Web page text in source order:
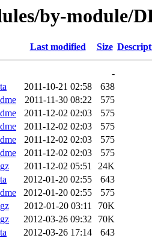
by-module/
Last modified Size
-
2011-10-21 02:58
638
2011-11-30 08:22
575
2011-12-02 02:03
575
2011-12-02 02:03
575
2011-12-02 02:03
575
2011-12-02 02:03
575
2011-12-02 05:51
24K
2012-01-20 02:55
643
2012-01-20 02:55
575
2012-01-20 03:11
70K
2012-03-26 09:32
70K
2012-03-26 17:14
643